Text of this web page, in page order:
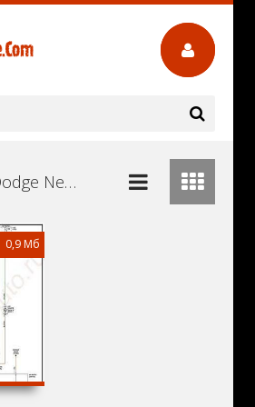
Автомобиль Dodge Neon Руководства и Инструкции по Ремонту и Эксплуатации Скачать Бесплатно
0,9 Мб